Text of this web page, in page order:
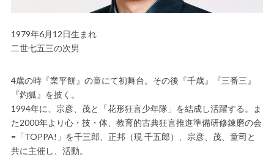
1979年6月12日生まれ
二世七五三の次男
4歳の時『業平餅』の童にて初舞台。その後『千歳』『三番三』
『釣狐』を披く。
1994年に、宗彦、茂と「花形狂言少年隊」を結成し活躍する。ま
た2000年より心・技・体、教育的古典狂言推進準備研修錬磨の会
=「TOPPA!」を千三郎、正邦（現 千五郎）、宗彦、茂、童司と
共に主催し、活動。